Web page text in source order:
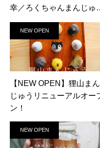
幸／ろくちゃんまんじゅ
光センター／山の駅ベジド
リーム／平野鮮魚／おうち
カフェマロン／Pao Crepe
MILK／そうめんcafe KOY
ORI）
NEW OPEN
【NEW OPEN】狸山まん
じゅうリニューアルオー
ン！
NEW OPEN